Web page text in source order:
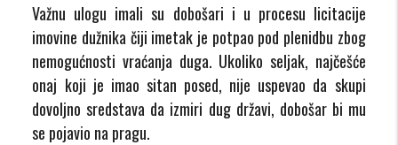
Važnu ulogu imali su dobošari i u procesu licitacije
imovine dužnika čiji imetak je potpao pod plenidbu zbog
nemogućnosti vraćanja duga. Ukoliko seljak, najčešće
onaj koji je imao sitan posed, nije uspevao da skupi
dovoljno sredstava da izmiri dug državi, dobošar bi mu
se pojavio na pragu.